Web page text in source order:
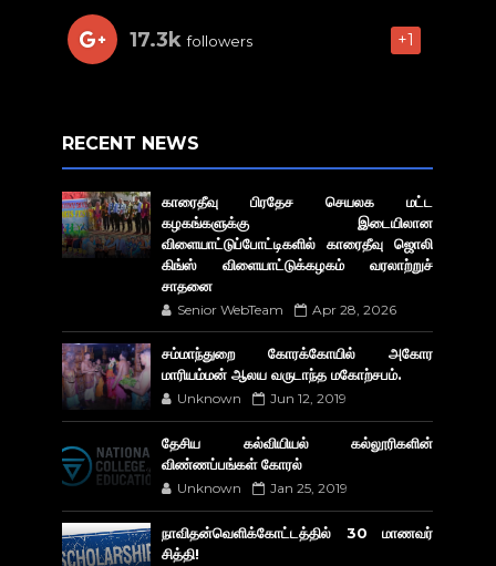
17.3k followers +1
RECENT NEWS
காரைதீவு பிரதேச செயலக மட்ட
கழகங்களுக்கு இடையிலான
விளையாட்டுப்போட்டிகளில் காரைதீவு ஜொலி
கிங்ஸ் விளையாட்டுக்கழகம் வரலாற்றுச்
சாதனை
Senior WebTeam Apr 28, 2026
சம்மாந்துறை கோரக்கோயில் அகோர​
மாரியம்மன் ஆலய வருடாந்த மகோற்சபம்.
Unknown Jun 12, 2019
தேசிய கல்வியியல் கல்லூரிகளின்
விண்ணப்பங்கள் கோரல்
Unknown Jan 25, 2019
நாவிதன்வெளிக்கோட்டத்தில் 30 மாணவர்
சித்தி!